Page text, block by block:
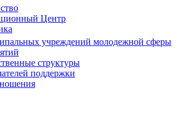
Центр
учреждений молодежной сферы
структуры
поддержки